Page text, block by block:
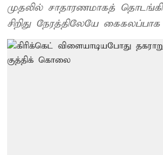
முதலில் சாதாரணமாகத்
சிறிது நேரத்திலேயே கைகலப்பாக